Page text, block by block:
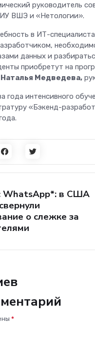
руководитель
ВШЭ и «Нетологии».
в ИТ-
данных и
приобретут на
Наталья Медведева,
года интенсивного
«Бэкенд-
WhatsApp*: в США
о слежке за
*